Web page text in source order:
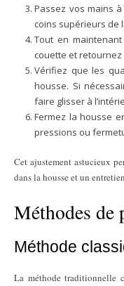
Passez vos mains
coins supérieurs de
Tout en
couette et
Vérifiez que les
housse. Si
faire glisser à
Fermez la housse
pressions ou
Cet ajustement astucieux
dans la housse et un
Méthodes de
Méthode
La méthode traditionnelle